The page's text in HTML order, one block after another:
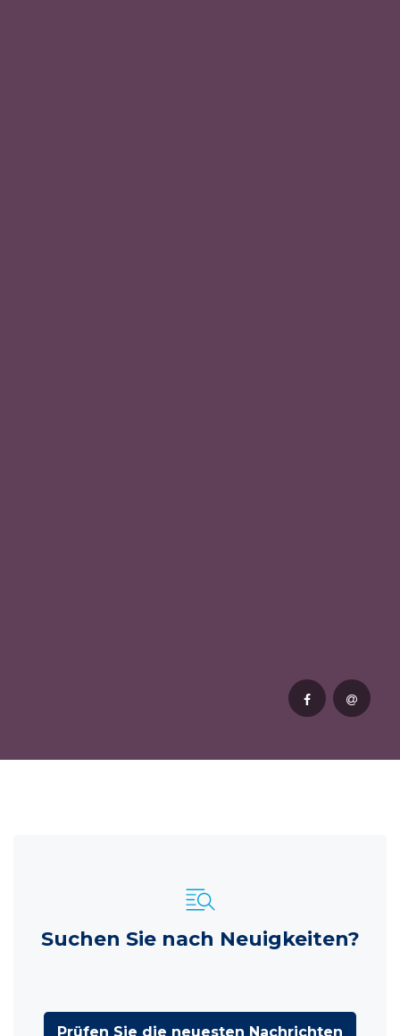
Suchen Sie nach Neuigkeiten?
Prüfen Sie die neuesten Nachrichten